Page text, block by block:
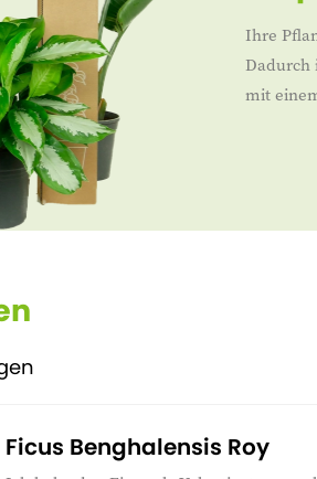
Ihre
Dadurch
mit
Ficus Benghalensis Roy